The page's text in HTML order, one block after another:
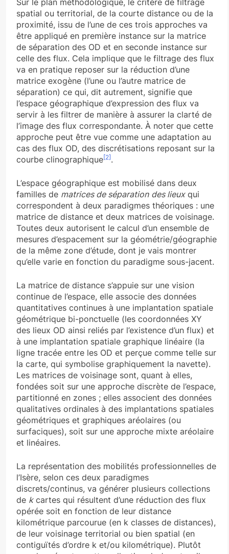
Sur le plan méthodologique, le critère de filtrage
spatial ou territorial, de la courte distance ou de la
proximité, issu de l’une de ces trois approches va
être appliqué en première instance sur la matrice
de séparation des OD et en seconde instance sur
celle des flux. Cela implique que le filtrage des flux
va en pratique reposer sur la réduction d’une
matrice exogène (l’une ou l’autre matrice de
séparation) ce qui, dit autrement, signifie que
l’espace géographique d’expression des flux va
servir à les filtrer de manière à assurer la clarté de
l’image des flux correspondante. À noter que cette
approche peut être vue comme une adaptation au
cas des flux OD, des discrétisations reposant sur la
courbe clinographique[2] .
L’espace géographique est mobilisé dans deux
familles de matrices de séparation des lieuxqui
correspondent à deux paradigmes théoriques : une
matrice de distance et deux matrices de voisinage.
Toutes deux autorisent le calcul d’un ensemble de
mesures d’espacement sur la géométrie/géographie
de la même zone d’étude, dont je vais montrer
qu’elle varie en fonction du paradigme sous-jacent.
La matrice de distance s’appuie sur une vision
continue de l’espace, elle associe des données
quantitatives continues à une implantation spatiale
géométrique bi-ponctuelle (les coordonnées XY
des lieux OD ainsi reliés par l’existence d’un flux) et
à une implantation spatiale graphique linéaire (la
ligne tracée entre les OD et perçue comme telle sur
la carte, qui symbolise graphiquement la navette).
Les matrices de voisinage sont, quant à elles,
fondées soit sur une approche discrète de l’espace,
partitionné en zones ; elles associent des données
qualitatives ordinales à des implantations spatiales
géométriques et graphiques aréolaires (ou
surfaciques), soit sur une approche mixte aréolaire
et linéaires.
La représentation des mobilités professionnelles de
l’Isère, selon ces deux paradigmes
discrets/continus, va générer plusieurs collections
de kcartes qui résultent d’une réduction des flux
opérée soit en fonction de leur distance
kilométrique parcourue (en k classes de distances),
de leur voisinage territorial ou bien spatial (en
contiguïtés d’ordre k et/ou kilométrique). Plutôt